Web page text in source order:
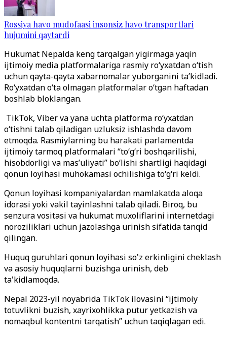
Rossiya havo mudofaasi insonsiz havo transportlari
hujumini qaytardi
Hukumat Nepalda keng tarqalgan yigirmaga yaqin
ijtimoiy media platformalariga rasmiy roʻyxatdan oʻtish
uchun qayta-qayta xabarnomalar yuborganini taʼkidladi.
Roʻyxatdan oʻta olmagan platformalar oʻtgan haftadan
boshlab bloklangan.
TikTok, Viber va yana uchta platforma roʻyxatdan
oʻtishni talab qiladigan uzluksiz ishlashda davom
etmoqda. Rasmiylarning bu harakati parlamentda
ijtimoiy tarmoq platformalari “to‘g‘ri boshqarilishi,
hisobdorligi va mas’uliyati” bo‘lishi shartligi haqidagi
qonun loyihasi muhokamasi ochilishiga to‘g‘ri keldi.
Qonun loyihasi kompaniyalardan mamlakatda aloqa
idorasi yoki vakil tayinlashni talab qiladi. Biroq, bu
senzura vositasi va hukumat muxoliflarini internetdagi
noroziliklari uchun jazolashga urinish sifatida tanqid
qilingan.
Huquq guruhlari qonun loyihasi so'z erkinligini cheklash
va asosiy huquqlarni buzishga urinish, deb
ta'kidlamoqda.
Nepal 2023-yil noyabrida TikTok ilovasini “ijtimoiy
totuvlikni buzish, xayrixohlikka putur yetkazish va
nomaqbul kontentni tarqatish” uchun taqiqlagan edi.